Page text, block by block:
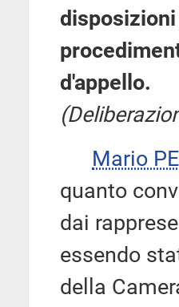
d'appello.
Mario
quanto
dai
essendo
della